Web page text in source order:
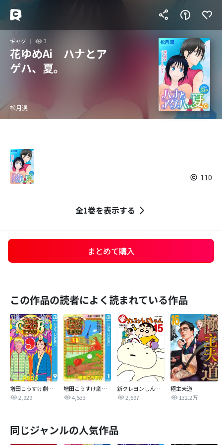
ギャグ 3
花ゆめAi ハナとア
ゲハ、夏。
松月滉
110
全1巻を表示する
まとめて購入
この作品の読者によく読まれている作品
増田こうすけ劇場 ギャグマンガ日和GB
2,929
増田こうすけ劇場 ギャグマンガ日和
4,533
新クレヨンしんちゃん
2,697
極主夫道
132.2万
同じジャンルの人気作品